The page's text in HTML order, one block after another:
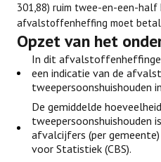
301,88) ruim twee-en-een-half
afvalstoffenheffing moet
Opzet van het
In dit
een indicatie van de
tweepersoonshuishouden
De gemiddelde
tweepersoonshuishouden
afvalcijfers (per
voor Statistiek (CBS).